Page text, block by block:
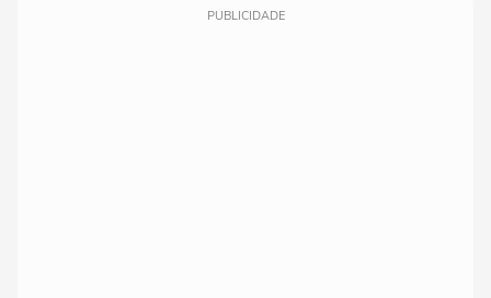
PUBLICIDADE